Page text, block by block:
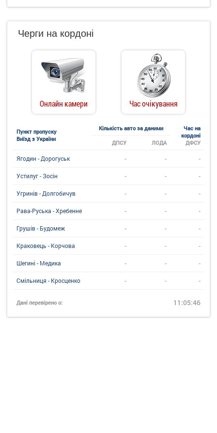
Черги на кордоні
Онлайн камери Час очікування
Пункт пропуску
Виїзд з України
Кількість авто за даними
Час на
кордоні
ДФСУ
ДПСУ ЛОДА
Ягодин - Дорогуськ - - -
Устилуг - Зосін - - -
Угринiв - Долгобичув - - -
Рава-Руська - Хребенне - - -
Грушів - Будомеж - - -
Краковець - Корчова - - -
Шегині - Медика - - -
Смільниця - Кросценко - - -
Дані перевірено о: 11:05:46